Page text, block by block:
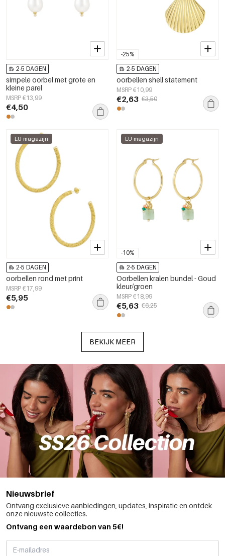
2-5 DAGEN
simpele oorbel met grote en
kleine parel
MSRP €13,99
€4,50
-25%
2-5 DAGEN
oorbellen shell statement
MSRP €10,99
€2,63 €3,50
EU-magazijn
2-5 DAGEN
oorbellen rond met print
MSRP €17,99
€5,95
-10%
EU-magazijn
2-5 DAGEN
Oorbellen kralen bundel - Goud
kleur/groen
MSRP €18,99
€5,63 €6,25
BEKIJK MEER
Nieuwsbrief
Ontvang exclusieve aanbiedingen, updates, inspiratie en ontdek
onze nieuwste collecties.
Ontvang een waardebon van 5€!